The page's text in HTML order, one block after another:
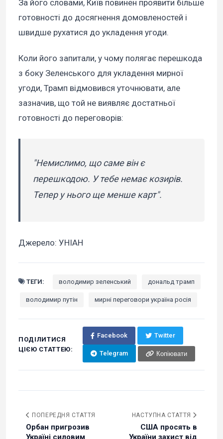
За його словами, Київ повинен проявити більше
готовності до досягнення домовленостей і
швидше рухатися до укладення угоди.
Коли його запитали, у чому полягає перешкода
з боку Зеленського для укладення мирної
угоди, Трамп відмовився уточнювати, але
зазначив, що той не виявляє достатньої
готовності до переговорів:
"Немислимо, що саме він є
перешкодою. У тебе немає козирів.
Тепер у нього ще менше карт".
Джерело: УНІАН
ТЕГИ: володимир зеленський дональд трамп
володимир путін мирні переговори україна росія
ПОДІЛИТИСЯ
ЦІЄЮ СТАТТЕЮ:
Facebook Twitter
Telegram Копіювати
ПОПЕРЕДНЯ СТАТТЯ
Орбан пригрозив
НАСТУПНА СТАТТЯ
США просять в